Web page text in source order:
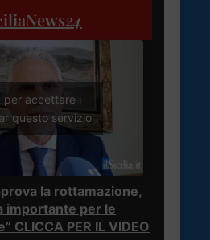
24
per accettare i
questo servizio
la rottamazione,
importante per le
CLICCA PER IL VIDEO